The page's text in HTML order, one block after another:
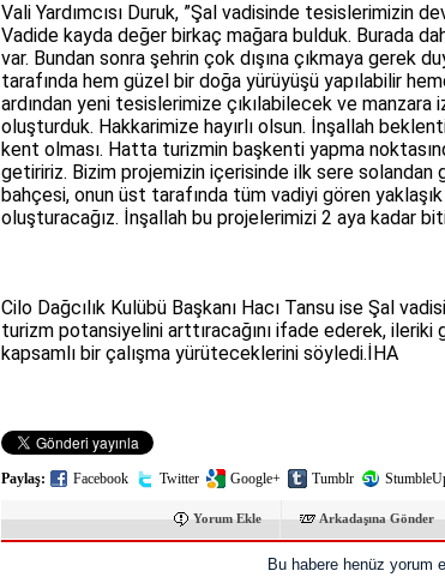
Vali Yardımcısı Duruk, ”Şal vadisinde tesislerimizin
Vadide kayda değer birkaç mağara bulduk. Burada
var. Bundan sonra şehrin çok dışına çıkmaya gerek
tarafında hem güzel bir doğa yürüyüşü yapılabilir
ardından yeni tesislerimize çıkılabilecek ve
oluşturduk. Hakkarimize hayırlı olsun. İnşallah
kent olması. Hatta turizmin başkenti yapma
getiririz. Bizim projemizin içerisinde ilk sere solandan
bahçesi, onun üst tarafında tüm vadiyi gören
oluşturacağız. İnşallah bu projelerimizi 2 aya kadar
Cilo Dağcılık Kulübü Başkanı Hacı Tansu ise Şal
turizm potansiyelini arttıracağını ifade ederek,
kapsamlı bir çalışma yürüteceklerini söyledi.İHA
Paylaş: Facebook Twitter Google+ Tumblr
Yorum Ekle Arkadaşına Gönder
Bu habere henüz yorum